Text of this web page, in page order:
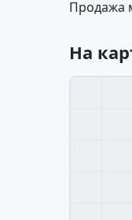
Продажа
На